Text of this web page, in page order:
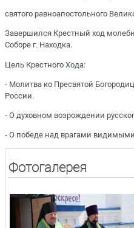
святого равноапостольного
Завершился Крестный ход
Соборе г. Находка.
Цель Крестного Хода:
- Молитва ко Пресвятой
России.
- О духовном возрождении
- О победе над врагами
Фотогалерея